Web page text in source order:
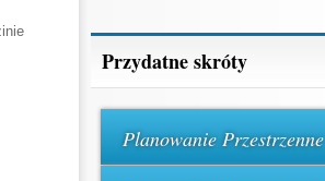
Przydatne skróty
Planowanie Przestrzenne